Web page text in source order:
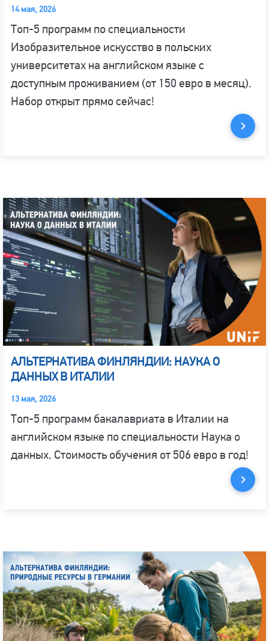
14 мая, 2026
Топ-5 программ по специальности
Изобразительное искусство в польских
университетах на английском языке с
доступным проживанием (от 150 евро в месяц).
Набор открыт прямо сейчас!
АЛЬТЕРНАТИВА ФИНЛЯНДИИ: НАУКА О
ДАННЫХ В ИТАЛИИ
13 мая, 2026
Топ-5 программ бакалавриата в Италии на
английском языке по специальности Наука о
данных. Стоимость обучения от 506 евро в год!